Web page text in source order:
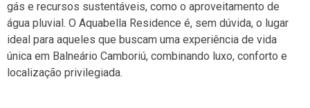
gás e recursos sustentáveis, como o aproveitamento de
água pluvial. O Aquabella Residence é, sem dúvida, o lugar
ideal para aqueles que buscam uma experiência de vida
única em Balneário Camboriú, combinando luxo, conforto e
localização privilegiada.